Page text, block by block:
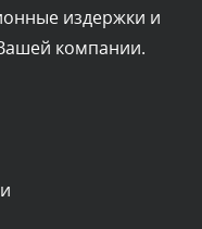
Вчера, в 19:42
проверки
проверки
издержки и
компании.